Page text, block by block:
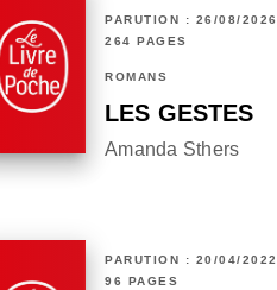
PARUTION : 26/08/2026
264 PAGES
ROMANS
LES GESTES
Amanda Sthers
PARUTION : 20/04/2022
96 PAGES